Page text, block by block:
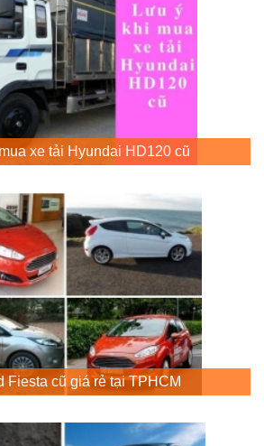
xe tải Hyundai HD120 cũ
Fiesta cũ giá rẻ tại TPHCM